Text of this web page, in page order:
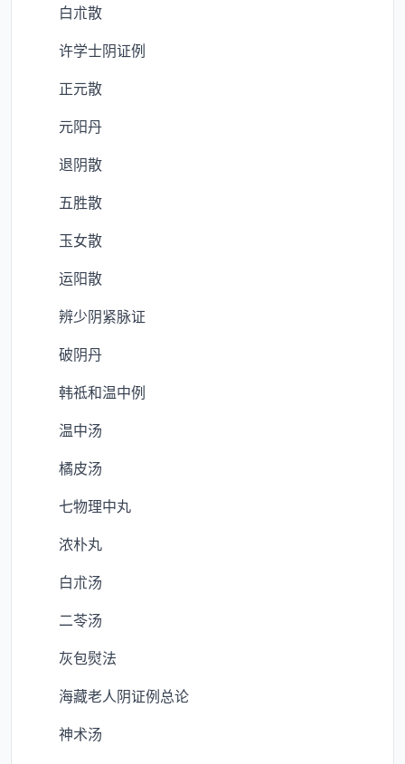
白朮散
许学士阴证例
正元散
元阳丹
退阴散
五胜散
玉女散
运阳散
辨少阴紧脉证
破阴丹
韩祗和温中例
温中汤
橘皮汤
七物理中丸
浓朴丸
白朮汤
二苓汤
灰包熨法
海藏老人阴证例总论
神术汤